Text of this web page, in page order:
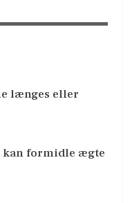
længes eller
kan formidle ægte